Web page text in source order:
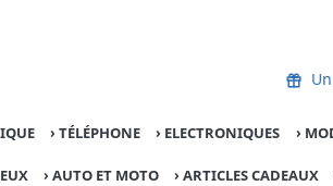
›TÉLÉPHONE › ELECTRONIQUES ›
›AUTO ET MOTO › ARTICLES CADEAUX